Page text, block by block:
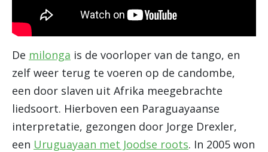
De milonga is de voorloper van de tango, en
zelf weer terug te voeren op de candombe,
een door slaven uit Afrika meegebrachte
liedsoort. Hierboven een Paraguayaanse
interpretatie, gezongen door Jorge Drexler,
een Uruguayaan met Joodse roots. In 2005 won